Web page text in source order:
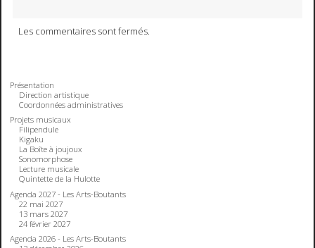
Les commentaires sont fermés.
Présentation
Direction artistique
Coordonnées administratives
Projets musicaux
Filipendule
Kigaku
La Boîte à joujoux
Sonomorphose
Lecture musicale
Quintette de la Hulotte
Agenda 2027 - Les Arts-Boutants
22 mai 2027
13 mars 2027
24 février 2027
Agenda 2026 - Les Arts-Boutants